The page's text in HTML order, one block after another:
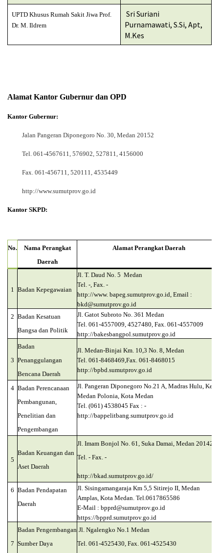
UPTD Khusus Rumah Sakit Jiwa Prof.
Dr. M. Ildrem
Sri Suriani
Purnamawati, S.Si, Apt,
M.Kes
Alamat Kantor Gubernur dan OPD
Kantor Gubernur:
Jalan Pangeran Diponegoro No. 30, Medan 20152
Tel. 061-4567611, 576902, 527811, 4156000
Fax. 061-456711, 520111, 4535449
http://www.sumutprov.go.id
Kantor SKPD:
No.
Nama Perangkat
Daerah
Alamat Perangkat Daerah
1 Badan Kepegawaian
Jl. T. Daud No. 5 Medan
Tel. -, Fax. -
http://www. bapeg.sumutprov.go.id, Email :
bkd@sumutprov.go.id
2 Badan Kesatuan
Bangsa dan Politik
Jl. Gatot Subroto No. 361 Medan
Tel. 061-4557009, 4527480, Fax. 061-4557009
http://bakesbangpol.sumutprov.go.id
3
Badan
Penanggulangan
Bencana Daerah
Jl. Medan-Binjai Km. 10,3 No. 8, Medan
Tel. 061-8468469,Fax. 061-8468015
http://bpbd.sumutprov.go.id
4 Badan Perencanaan
Pembangunan,
Penelitian dan
Pengembangan
Jl. Pangeran Diponegoro No.21 A, Madras Hulu, Kec.
Medan Polonia, Kota Medan
Tel. (061) 4538045 Fax : -
http://bappelitbang.sumutprov.go.id
5
Badan Keuangan dan
Aset Daerah
Jl. Imam Bonjol No. 61, Suka Damai, Medan 20142
Tel. - Fax. -
http://bkad.sumutprov.go.id/
6 Badan Pendapatan
Daerah
Jl. Sisingamangaraja Km 5,5 Sitirejo II, Medan
Amplas, Kota Medan. Tel.0617865586
E-Mail : bpprd@sumutprov.go.id
https://bpprd.sumutprov.go.id
7
Badan Pengembangan
Sumber Daya
Jl. Ngalengko No.1 Medan
Tel. 061-4525430, Fax. 061-4525430